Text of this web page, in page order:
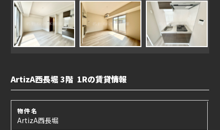
ArtizA西長堀 3階 1Rの賃貸情報
物件名
ArtizA西長堀